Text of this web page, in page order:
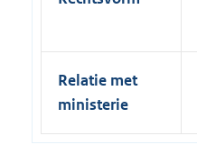
Relatie met
ministerie